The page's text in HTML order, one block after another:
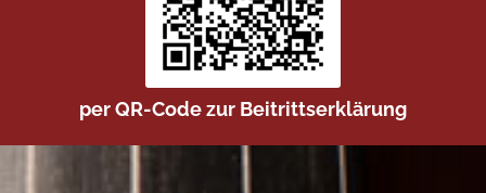
per QR-Code zur Beitrittserklärung